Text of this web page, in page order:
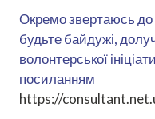
Окремо звертаюсь до
будьте байдужі,
волонтерської
посиланням
https://